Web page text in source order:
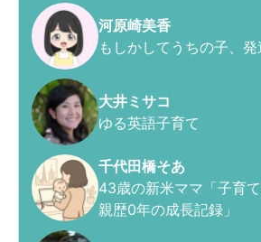
河原崎美香
もしかしてうちの子、
大井ミサコ
ゆる英語子育て
千代田橋そあ
43歳の新米ママ「子育
親歴0年の成長記録」